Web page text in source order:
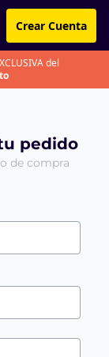
Crear Cuenta
del
pedido
de compra